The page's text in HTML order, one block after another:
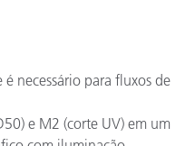
necessário para fluxos de
e M2 (corte UV) em um